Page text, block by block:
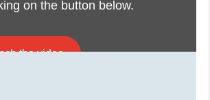
haben die Kraft, sie zu
on the button below.
the video